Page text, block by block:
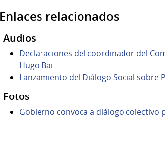
Enlaces relacionados
Audios
Declaraciones del coordinador del
Hugo Bai
Lanzamiento del Diálogo Social sobre
Fotos
Gobierno convoca a diálogo